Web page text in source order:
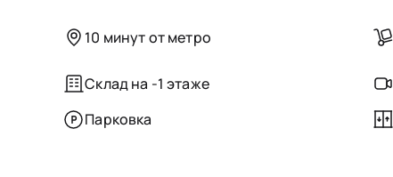
10 минут от метро
Склад на -1 этаже
Парковка